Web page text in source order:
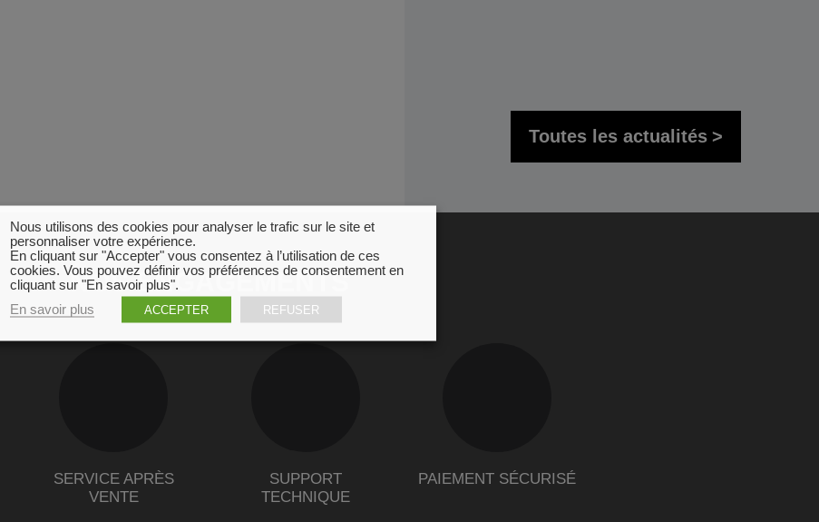
Toutes les actualités
NOS ENGAGEMENTS
SERVICE APRÈS
VENTE
SUPPORT
TECHNIQUE
PAIEMENT SÉCURISÉ
Nous utilisons des cookies pour analyser le trafic sur le site et
personnaliser votre expérience.
En cliquant sur "Accepter" vous consentez à l’utilisation de ces
cookies. Vous pouvez définir vos préférences de consentement en
cliquant sur "En savoir plus".
En savoir plus
ACCEPTER REFUSER